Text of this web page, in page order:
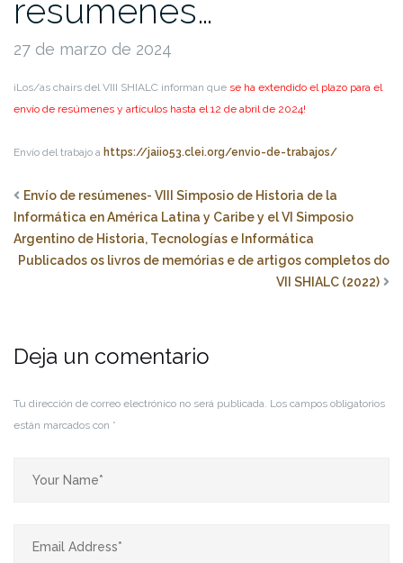
resumenes…
27 de marzo de 2024
¡Los/as chairs del VIII SHIALC informan que se ha extendido el plazo para el
envío de resúmenes y artículos hasta el 12 de abril de 2024!
Envío del trabajo a https://jaiio53.clei.org/envio-de-trabajos/
Envío de resúmenes- VIII Simposio de Historia de la
Informática en América Latina y Caribe y el VI Simposio
Argentino de Historia, Tecnologías e Informática
Publicados os livros de memórias e de artigos completos do
VII SHIALC (2022)
Deja un comentario
Tu dirección de correo electrónico no será publicada. Los campos obligatorios
están marcados con *